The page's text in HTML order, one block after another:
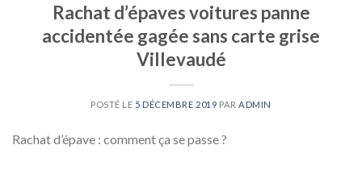
Rachat d’épaves voitures panne
accidentée gagée sans carte grise
Villevaudé
POSTÉ LE 5 DÉCEMBRE 2019 PAR ADMIN
Rachat d’épave : comment ça se passe ?